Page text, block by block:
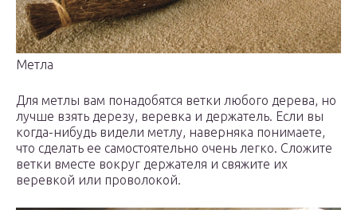
Метла
Для метлы вам понадобятся ветки любого дерева, но
лучше взять дерезу, веревка и держатель. Если вы
когда-нибудь видели метлу, наверняка понимаете,
что сделать ее самостоятельно очень легко. Сложите
ветки вместе вокруг держателя и свяжите их
веревкой или проволокой.